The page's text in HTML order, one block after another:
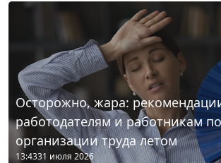
Осторожно, жара:
работодателям и работникам по
организации труда летом
13:4331 июля 2026